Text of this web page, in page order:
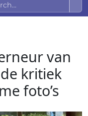
van
kritiek
foto’s